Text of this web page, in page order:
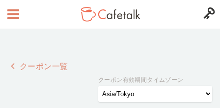
クーポン一覧
クーポン有効期間タイムゾーン